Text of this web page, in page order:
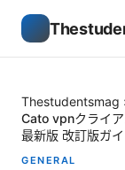
Thestudentsmag
Cato vpnクライ
最新版 改訂版ガイ
GENERAL